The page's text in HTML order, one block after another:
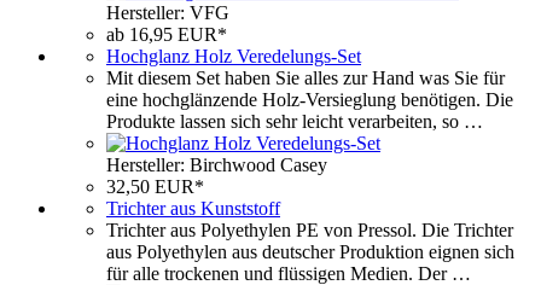
Hersteller: VFG
ab 16,95 EUR*
Hochglanz Holz Veredelungs-Set
Mit diesem Set haben Sie alles zur Hand was Sie für
eine hochglänzende Holz-Versieglung benötigen. Die
Produkte lassen sich sehr leicht verarbeiten, so …
Hersteller: Birchwood Casey
32,50 EUR*
Trichter aus Kunststoff
Trichter aus Polyethylen PE von Pressol. Die Trichter
aus Polyethylen aus deutscher Produktion eignen sich
für alle trockenen und flüssigen Medien. Der …